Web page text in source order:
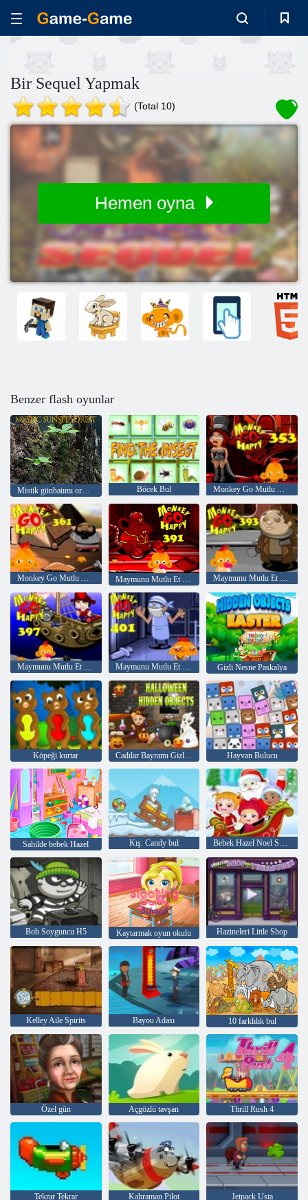
Bir Sequel Yapmak
(Total 10)
Hemen oyna
Benzer flash oyunlar
Mistik günbatımı ormanı Böcek Bul Monkey Go Mutlu Aşama 353
Monkey Go Mutlu Aşama 361 Maymunu Mutlu Et Sahne 393
Maymunu Mutlu Et Sahne 397 Maymunu Mutlu Et Sahne 401 Gizli Nesne Paskalya
Köpeği kurtar Cadılar Bayramı Gizli Nesneleri Hayvan Bulucu
Sahilde bebek Hazel Kış: Candy bul Bebek Hazel Noel Sürpriz
Bob Soyguncu H5 Kaytarmak oyun okulu Hazineleri Little Shop
Kelley Aile Spirits Bayou Adası 10 farklılık bul
Özel gün Açgözlü tavşan Thrill Rush 4
Tekrar Tekrar Kahraman Pilot Jetpack Usta